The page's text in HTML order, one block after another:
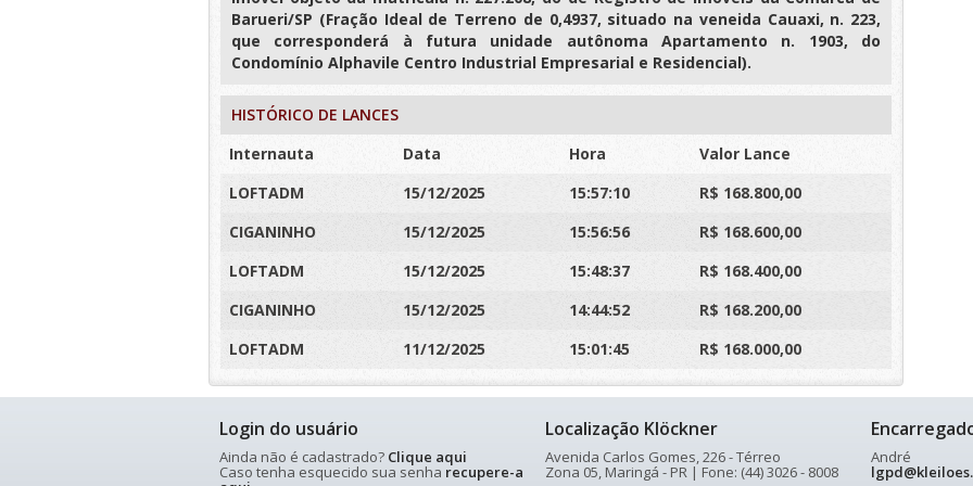
Barueri/SP (Fração Ideal de Terreno de 0,4937, situado na veneida Cauaxi, n. 223,
que corresponderá à futura unidade autônoma Apartamento n. 1903, do
Condomínio Alphavile Centro Industrial Empresarial e Residencial).
HISTÓRICO DE LANCES
Internauta
Data Hora
Valor Lance
LOFTADM
15/12/2025 15:57:10
R$ 168.800,00
CIGANINHO
15/12/2025 15:56:56
R$ 168.600,00
LOFTADM
15/12/2025 15:48:37
R$ 168.400,00
CIGANINHO
15/12/2025 14:44:52
R$ 168.200,00
LOFTADM
11/12/2025 15:01:45 R$ 168.000,00
Login do usuário
Ainda não é cadastrado? Clique aqui
Caso tenha esquecido sua senha recupere-a
Localização Klöckner
Avenida Carlos Gomes, 226 - Térreo
Zona 05, Maringá - PR | Fone: (44) 3026 - 8008
André